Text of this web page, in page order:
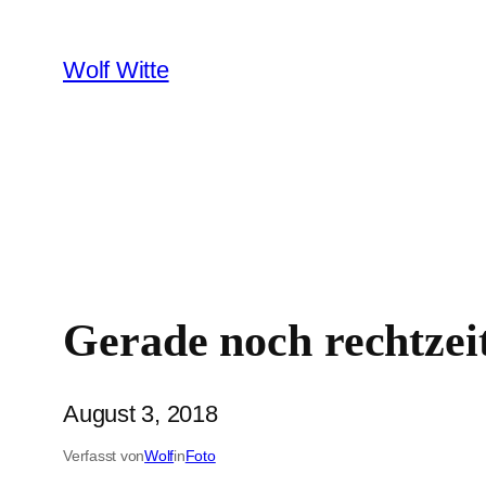
Inhalt
springen
Wolf Witte
Gerade noch
August 3, 2018
Verfasst vonWolfinFoto